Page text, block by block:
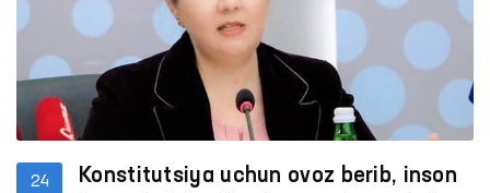
24
Konstitutsiya uchun ovoz berib, inson